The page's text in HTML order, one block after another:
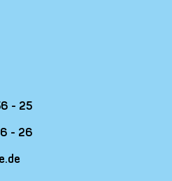
- 25
- 26